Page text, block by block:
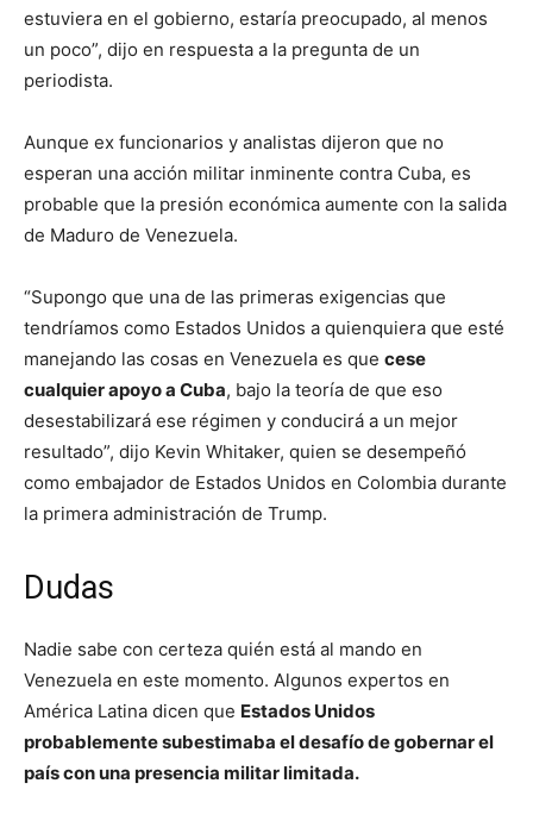
estuviera en el gobierno, estaría preocupado, al menos
un poco”, dijo en respuesta a la pregunta de un
periodista.
Aunque ex funcionarios y analistas dijeron que no
esperan una acción militar inminente contra Cuba, es
probable que la presión económica aumente con la salida
de Maduro de Venezuela.
“Supongo que una de las primeras exigencias que
tendríamos como Estados Unidos a quienquiera que esté
manejando las cosas en Venezuela es que cese
cualquier apoyo a Cuba, bajo la teoría de que eso
desestabilizará ese régimen y conducirá a un mejor
resultado”, dijo Kevin Whitaker, quien se desempeñó
como embajador de Estados Unidos en Colombia durante
la primera administración de Trump.
Dudas
Nadie sabe con certeza quién está al mando en
Venezuela en este momento. Algunos expertos en
América Latina dicen que Estados Unidos
probablemente subestimaba el desafío de gobernar el
país con una presencia militar limitada.